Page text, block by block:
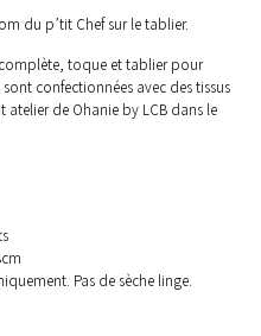
du p’tit Chef sur le tablier.
toque et tablier pour
confectionnées avec des tissus
atelier de Ohanie by LCB dans le
Pas de sèche linge.